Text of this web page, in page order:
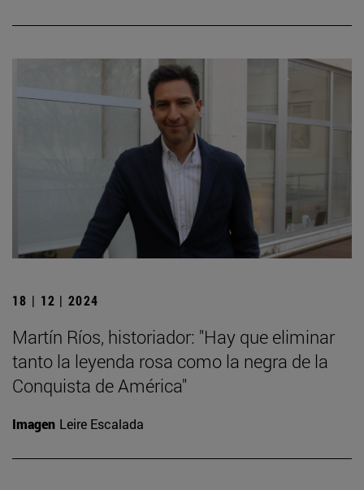
18 | 12 | 2024
Martín Ríos, historiador: "Hay que eliminar
tanto la leyenda rosa como la negra de la
Conquista de América"
Imagen Leire Escalada